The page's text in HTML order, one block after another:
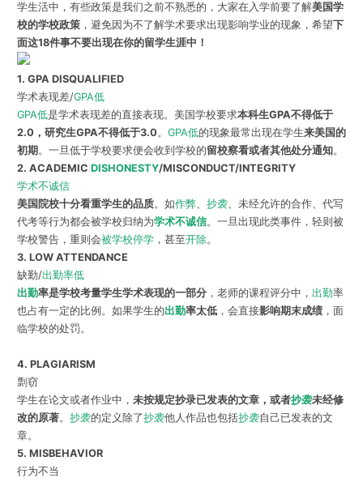
学生活中，有些政策是我们之前不熟悉的，大家在入学前要了解美国学
校的学校政策，避免因为不了解学术要求出现影响学业的现象，希望下
面这18件事不要出现在你的留学生涯中！
1. GPA DISQUALIFIED
学术表现差/GPA低
GPA低是学术表现差的直接表现。美国学校要求本科生GPA不得低于
2.0，研究生GPA不得低于3.0。 GPA低的现象最常出现在学生来美国的
初期 。一旦低于学校要求便会收到学校的留校察看或者其他处分通知。
2. ACADEMIC DISHONESTY/MISCONDUCT/INTEGRITY
学术不诚信
美国院校十分看重学生的品质。如作弊、 抄袭、未经允许的合作、代写
代考等行为都会被学校归纳为学术不诚信。一旦出现此类事件，轻则被
学校警告，重则会被学校停学，甚至开除。
3. LOW ATTENDANCE
缺勤/出勤率低
出勤率是学校考量学生学术表现的一部分，老师的课程评分中， 出勤率
也占有一定的比例。如果学生的出勤率太低，会直接影响期末成绩，面
临学校的处罚。
4. PLAGIARISM
剽窃
学生在论文或者作业中， 未按规定抄录已发表的文章，或者抄袭未经修
改的原著。 抄袭的定义除了抄袭他人作品也包括抄袭自己已发表的文
章。
5. MISBEHAVIOR
行为不当